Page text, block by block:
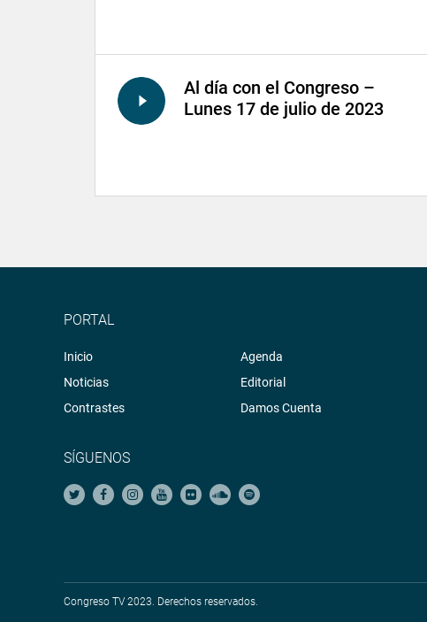
Al día con el Congreso –
Lunes 17 de julio de 2023
PORTAL
Inicio
Noticias
Contrastes
Agenda
Editorial
Damos Cuenta
SÍGUENOS
Congreso TV 2023. Derechos reservados.